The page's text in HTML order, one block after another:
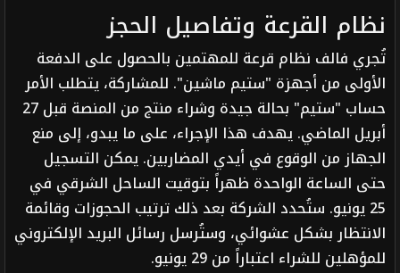
نظام القرعة وتفاصيل الحجز
تُجري فالف نظام قرعة للمهتمين بالحصول على الدفعة
الأولى من أجهزة "ستيم ماشين". للمشاركة، يتطلب الأمر
حساب "ستيم" بحالة جيدة وشراء منتج من المنصة قبل 27
أبريل الماضي. يهدف هذا الإجراء، على ما يبدو، إلى منع
الجهاز من الوقوع في أيدي المضاربين. يمكن التسجيل
حتى الساعة الواحدة ظهراً بتوقيت الساحل الشرقي في
25 يونيو. ستُحدد الشركة بعد ذلك ترتيب الحجوزات وقائمة
الانتظار بشكل عشوائي، وستُرسل رسائل البريد الإلكتروني
للمؤهلين للشراء اعتباراً من 29 يونيو.